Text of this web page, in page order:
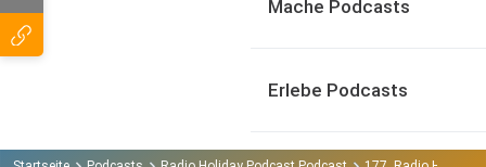
Mache Podcasts
Erlebe Podcasts